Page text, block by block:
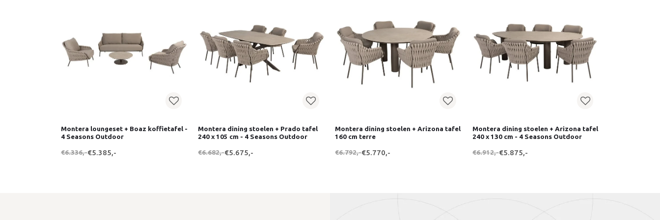
Montera loungeset + Boaz koffietafel -
4 Seasons Outdoor
€6.336,-€5.385,-
Montera dining stoelen + Prado tafel
240 x 105 cm - 4 Seasons Outdoor
€6.682,-€5.675,-
Montera dining stoelen + Arizona tafel
160 cm terre
€6.792,-€5.770,-
Montera dining stoelen + Arizona tafel
240 x 130 cm - 4 Seasons Outdoor
€6.912,-€5.875,-